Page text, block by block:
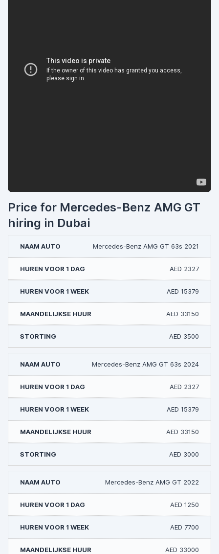
Price for Mercedes-Benz AMG GT
hiring in Dubai
Mercedes-Benz AMG GT 63s 2021
AED 2327
AED 15379
AED 33150
AED 3500
Mercedes-Benz AMG GT 63s 2024
AED 2327
AED 15379
AED 33150
AED 3000
Mercedes-Benz AMG GT 2022
AED 1250
AED 7700
AED 33000